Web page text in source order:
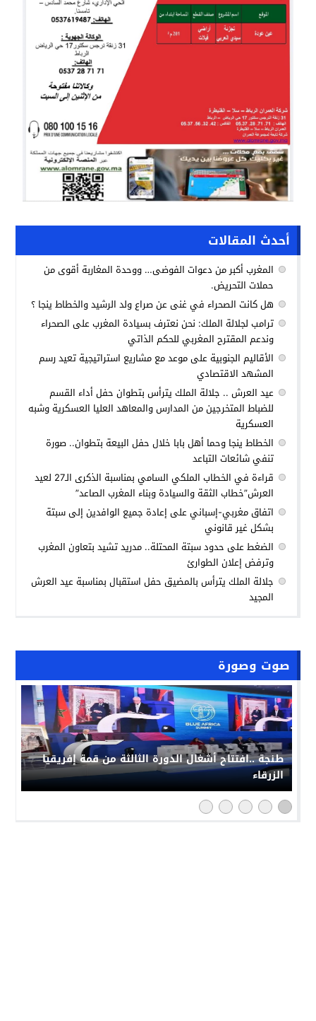
صوت وصورة
طنجة ..افتتاح أشغال الدورة الثالثة من قمة إفريقيا
الزرقاء
أحدث المقالات
المغرب أكبر من دعوات الفوضى… ووحدة المغاربة أقوى من
حملات التحريض.
هل كانت الصحراء في غنى عن صراع ولد الرشيد والخطاط ينجا ؟
ترامب لجلالة الملك: نحن نعترف بسيادة المغرب على الصحراء
وندعم المقترح المغربي للحكم الذاتي
الأقاليم الجنوبية على موعد مع مشاريع استراتيجية تعيد رسم
المشهد الاقتصادي
عيد العرش .. جلالة الملك يترأس بتطوان حفل أداء القسم
للضباط المتخرجين من المدارس والمعاهد العليا العسكرية وشبه
العسكرية
الخطاط ينجا وحما أهل بابا خلال حفل البيعة بتطوان.. صورة
تنفي شائعات التباعد
قراءة في الخطاب الملكي السامي بمناسبة الذكرى الـ27 لعيد
العرش”خطاب الثقة والسيادة وبناء المغرب الصاعد”
اتفاق مغربي-إسباني على إعادة جميع الوافدين إلى سبتة
بشكل غير قانوني
الضغط على حدود سبتة المحتلة.. مدريد تشيد بتعاون المغرب
وترفض إعلان الطوارئ
جلالة الملك يترأس بالمضيق حفل استقبال بمناسبة عيد العرش
المجيد